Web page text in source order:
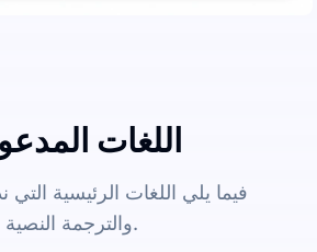
اللغات
فيما يلي اللغات الرئيسية التي
والترجمة النصية.